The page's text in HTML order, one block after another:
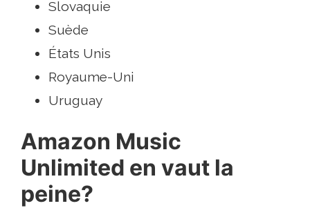
Slovaquie
Suède
États Unis
Royaume-Uni
Uruguay
Amazon Music
Unlimited en vaut la
peine?